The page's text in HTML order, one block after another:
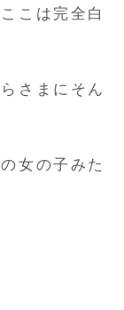
こは完全白
さまにそん
女の子みた